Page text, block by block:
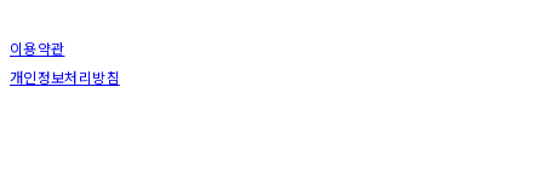
이용약관
개인정보처리방침